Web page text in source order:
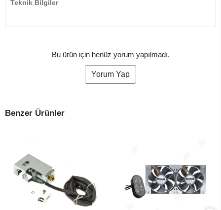
Teknik Bilgiler
Bu ürün için henüz yorum yapılmadı.
Yorum Yap
Benzer Ürünler